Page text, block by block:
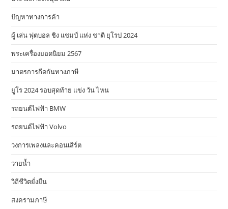
ปัญหาทางการค้า
ผู้ เล่น ฟุตบอล ชิง แชมป์ แห่ง ชาติ ยุโรป 2024
พระเครื่องยอดนิยม 2567
มาตรการกีดกันทางภาษี
ยูโร 2024 รอบสุดท้าย แข่ง วัน ไหน
รถยนต์ไฟฟ้า BMW
รถยนต์ไฟฟ้า Volvo
วงการเพลงและคอนเสิร์ต
ว่ายน้ำ
วิถีชีวิตยั่งยืน
สงครามภาษี